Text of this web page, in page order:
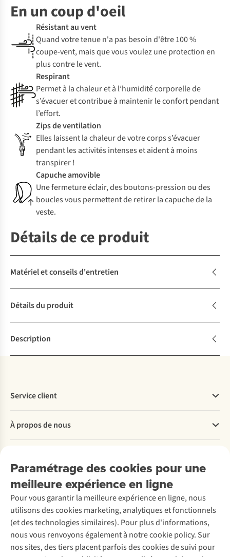
En un coup d'oeil
Résistant au vent
Quand votre tenue n'a pas besoin d'être 100 %
coupe-vent, mais que vous voulez une protection en
plus contre le vent.
Respirant
Permet à la chaleur et à l’humidité corporelle de
s’évacuer et contribue à maintenir le confort pendant
l’effort.
Zips de ventilation
Elles laissent la chaleur de votre corps s’évacuer
pendant les activités intenses et aident à moins
transpirer !
Capuche amovible
Une fermeture éclair, des boutons-pression ou des
boucles vous permettent de retirer la capuche de la
veste.
Détails de ce produit
Matériel et conseils d'entretien
Détails du produit
Description
Paramétrage des cookies pour une
meilleure expérience en ligne
Pour vous garantir la meilleure expérience en ligne, nous
utilisons des cookies marketing, analytiques et fonctionnels
(et des technologies similaires). Pour plus d'informations,
nous vous renvoyons également à notre cookie policy. Sur
nos sites, des tiers placent parfois des cookies de suivi pour
Service client
Commander
Payer
Retourner
Rétractation d'une commande
Entretien & réparations
Garantie
Contactez-nous
À propos de nous
Entreprise responsable
À propos d’Ayacucho
Nos magasins
À propos d’A.S.Adventure
Déclaration d'accessibilité
Location / Location sports d’hiver
Seconde-main
Entretien de ski
Service de lavage
Entretien de chaussures
Réparation de chaussures
Réparation de vêtements
Découvrez
A.S.Magazine
Explore Camp
Expertise & conseils
Abonnez-vous à la newsletter